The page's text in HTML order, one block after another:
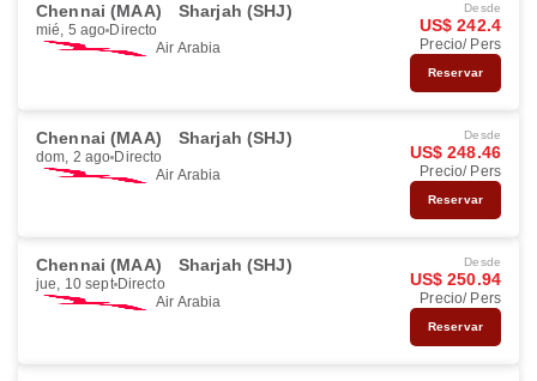
Chennai (MAA) Sharjah (SHJ)
mié, 5 ago Directo
Air Arabia
Desde
US$ 242.4
Precio/ Pers
Reservar
Chennai (MAA) Sharjah (SHJ)
dom, 2 ago Directo
Air Arabia
Desde
US$ 248.46
Precio/ Pers
Reservar
Chennai (MAA) Sharjah (SHJ)
jue, 10 sept Directo
Air Arabia
Desde
US$ 250.94
Precio/ Pers
Reservar